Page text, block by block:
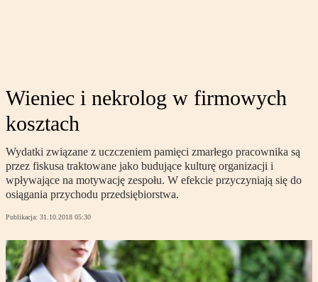
Wieniec i nekrolog w firmowych
kosztach
Wydatki związane z uczczeniem pamięci zmarłego pracownika są
przez fiskusa traktowane jako budujące kulturę organizacji i
wpływające na motywację zespołu. W efekcie przyczyniają się do
osiągania przychodu przedsiębiorstwa.
Publikacja: 31.10.2018 05:30